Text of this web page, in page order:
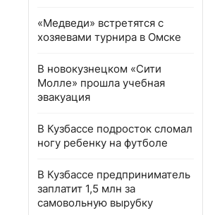
«Медведи» встретятся с
хозяевами турнира в Омске
В новокузнецком «Сити
Молле» прошла учебная
эвакуация
В Кузбассе подросток сломал
ногу ребенку на футболе
В Кузбассе предприниматель
заплатит 1,5 млн за
самовольную вырубку